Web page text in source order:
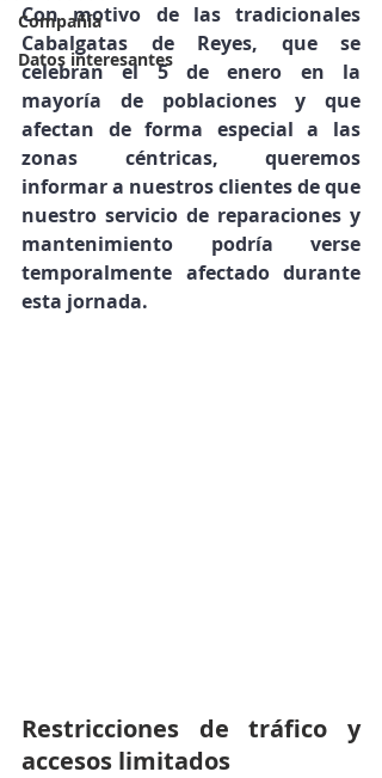
Compañía
Datos interesantes
Cabalgatas de Reyes, que se
celebran el 5 de enero en la
mayoría de poblaciones y que
zonas céntricas, queremos
nuestro servicio de reparaciones y
mantenimiento podría verse
temporalmente afectado durante
esta jornada.
Restricciones de tráfico y
accesos limitados